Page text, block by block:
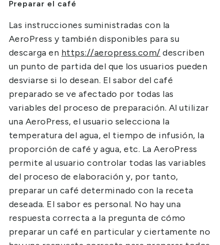
Preparar el café
Las instrucciones suministradas con la
AeroPress y también disponibles para su
descarga en https://aeropress.com/ describen
un punto de partida del que los usuarios pueden
desviarse si lo desean. El sabor del café
preparado se ve afectado por todas las
variables del proceso de preparación. Al utilizar
una AeroPress, el usuario selecciona la
temperatura del agua, el tiempo de infusión, la
proporción de café y agua, etc. La AeroPress
permite al usuario controlar todas las variables
del proceso de elaboración y, por tanto,
preparar un café determinado con la receta
deseada. El sabor es personal. No hay una
respuesta correcta a la pregunta de cómo
preparar un café en particular y ciertamente no